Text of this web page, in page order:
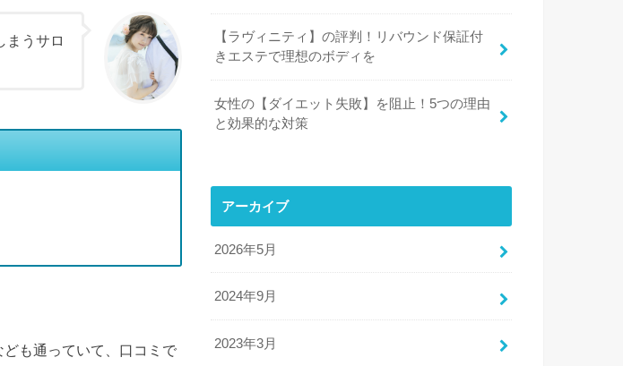
まうサロ
も通っていて、口コミで
【ラヴィニティ】の評判！リバウンド保証付
きエステで理想のボディを
女性の【ダイエット失敗】を阻止！5つの理由
と効果的な対策
アーカイブ
2026年5月
2024年9月
2023年3月